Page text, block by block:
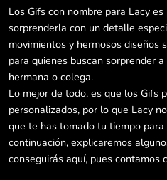
Los Gifs con nombre para Lacy
sorprenderla con un detalle
movimientos y hermosos diseños
para quienes buscan sorprender
hermana o colega.
Lo mejor de todo, es que los Gifs
personalizados, por lo que Lacy
que te has tomado tu tiempo
continuación, explicaremos
conseguirás aquí, pues contamos